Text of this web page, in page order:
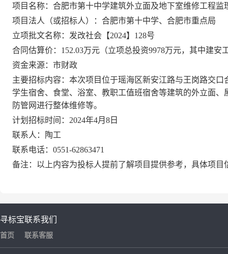
项目名称：合肥市第十中学建筑外立面及地下室维修工程监
项目法人（或招标人）： 合肥市第十中学、合肥市重点局
立项批文名称： 发改社会【2024】 128号
合同估算价： 152.03万元（立项总投资9978万元，其中建安
资金来源： 市财政
主要招标内容：本次项目位于瑶海区新安江路与王岗路交口
学生宿舍、食堂、浴室、教职工值班宿舍等建筑的外立面
防管网进行整体维修等。
计划招标时间： 2024年4月8日
联系人：
陶工
联系电话： 0551-62863471
备注：以上内容为投标人提前了解项目提供参考，具体项目
寻标宝
首页
联系我们
联系客服